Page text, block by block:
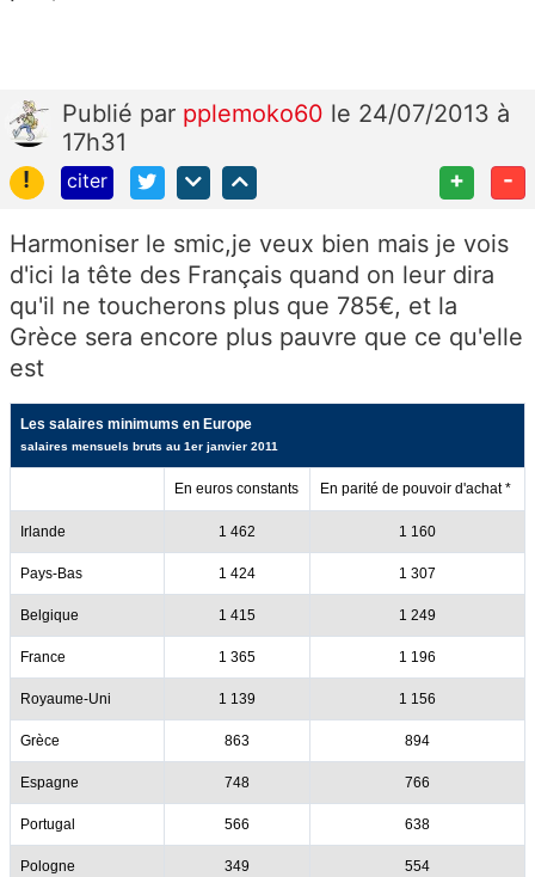
Publié par pplemoko60 le 24/07/2013 à
17h31
!
citer + -
Harmoniser le smic,je veux bien mais je vois
d'ici la tête des Français quand on leur dira
qu'il ne toucherons plus que 785€, et la
Grèce sera encore plus pauvre que ce qu'elle
est
Les salaires minimums en Europe
salaires mensuels bruts au 1er janvier 2011
En euros constants En parité de pouvoir d'achat *
Irlande 1 462 1 160
Pays-Bas 1 424 1 307
Belgique 1 415 1 249
France 1 365 1 196
Royaume-Uni 1 139 1 156
Grèce 863 894
Espagne 748 766
Portugal 566 638
Pologne 349 554